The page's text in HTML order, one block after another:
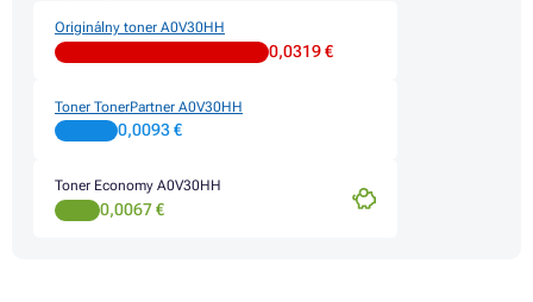
Originálny toner A0V30HH
0,0319 €
Toner TonerPartner A0V30HH
0,0093 €
Toner Economy A0V30HH
0,0067 €